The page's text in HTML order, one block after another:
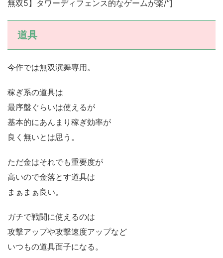
無双5】タワーディフェンス的なゲームが楽/”]
道具
今作では無双演舞専用。
稼ぎ系の道具は
最序盤ぐらいは使えるが
基本的にあんまり稼ぎ効率が
良く無いとは思う。
ただ金はそれでも重要度が
高いので金落とす道具は
まぁまぁ良い。
ガチで戦闘に使えるのは
攻撃アップや攻撃速度アップなど
いつもの道具面子になる。